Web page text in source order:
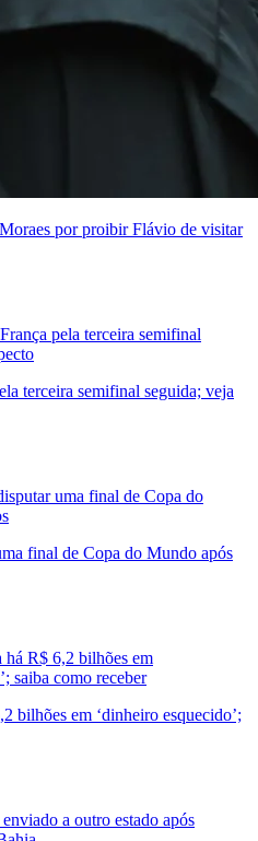
por proibir Flávio de visitar
terceira semifinal seguida; veja
final de Copa do Mundo após
bilhões em ‘dinheiro esquecido’;